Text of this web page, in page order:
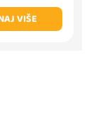
VIŠE